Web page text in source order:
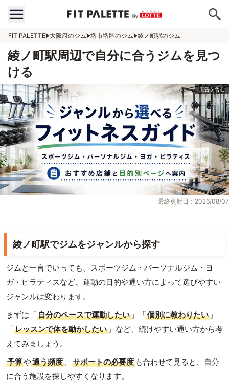
FIT PALETTE 大阪府のジム 堺市堺区のジム 綾ノ町駅のジム
綾ノ町駅周辺で自分に合うジムを見つ
ける
最終更新日：2026/08/07
綾ノ町駅でジムをジャンルから探す
ジムと一言でいっても、スポーツジム・パーソナルジム・ヨ
ガ・ピラティスなど、運動の目的や通い方によって選びやすい
ジャンルは変わります。
まずは「自分のペースで運動したい 」「個別に教わりたい 」
「レッスンで体を動かしたい 」など、続けやすい通い方から考
えてみましょう。
予算や通う頻度 、 サポートの必要度 も合わせて見ると、自分
に合う施設を探しやすくなります。